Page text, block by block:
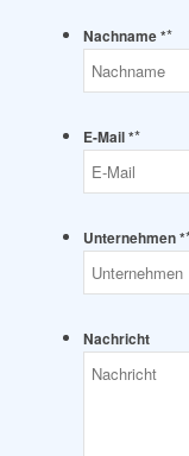
Nachname **
E-Mail **
Unternehmen *
Nachricht